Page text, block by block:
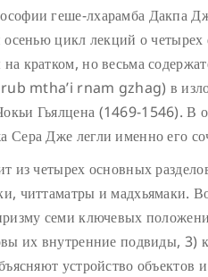
геше-лхарамба Дакпа
цикл лекций о
кратком, но весьма
mtha’i rnam gzhag) в
Гьялцена (1469-1546). В
Сера Дже легли именно его
из четырех основных
читтаматры и мадхьямаки.
семи ключевых
их внутренние подвиды, 3)
устройство объектов